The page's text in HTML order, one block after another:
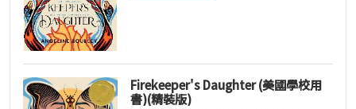
Firekeeper's Daughter (美國學校用
書)(精裝版)